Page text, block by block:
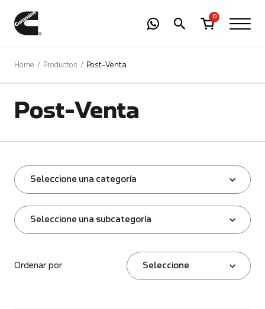
0
Home Productos Post-Venta
Post-Venta
Seleccione una categoría
Seleccione una subcategoría
Ordenar por Seleccione